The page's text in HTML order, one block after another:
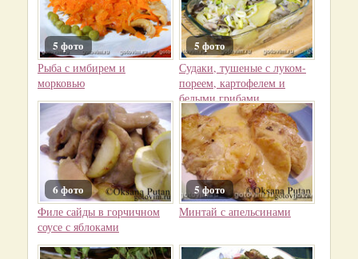
5 фото
Рыба с имбирем и
морковью
5 фото
Судаки, тушеные с луком-
пореем, картофелем и
белыми грибами
6 фото
Филе сайды в горчичном
соусе с яблоками
5 фото
Минтай с апельсинами